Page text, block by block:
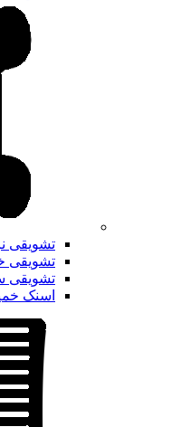
تشویقی
تشویقی
تشویقی
اسنک